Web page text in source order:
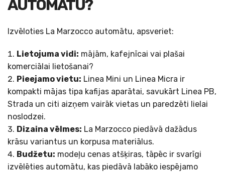
AUTOMĀTU?
Izvēloties La Marzocco automātu, apsveriet:
Lietojuma vidi: mājām, kafejnīcai vai plašai
komerciālai lietošanai?
Pieejamo vietu: Linea Mini un Linea Micra ir
kompakti mājas tipa kafijas aparātai, savukārt Linea PB,
Strada un citi aizņem vairāk vietas un paredzēti lielai
noslodzei.
Dizaina vēlmes: La Marzocco piedāvā dažādus
krāsu variantus un korpusa materiālus.
Budžetu: modeļu cenas atšķiras, tāpēc ir svarīgi
izvēlēties automātu, kas piedāvā labāko iespējamo